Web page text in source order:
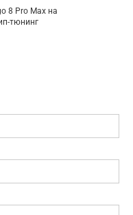
8 Pro Max на
тюнинг